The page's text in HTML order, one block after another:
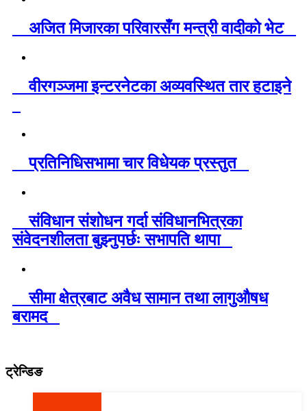
अजित मिजारका परिवारसँग मन्त्री वादीको भेट
वीरगञ्जमा इन्टरनेटका अव्यवस्थित तार हटाइने
प्रतिनिधिसभामा चार विधेयक प्रस्तुत
संविधान संशोधन गर्दा संविधानभित्रका
संवेदनशीलता बुझ्नुपर्छः सभापति थापा
सीमा क्षेत्रबाट अवैध सामान तथा लागुऔषध
बरामद
ट्रेन्डिङ